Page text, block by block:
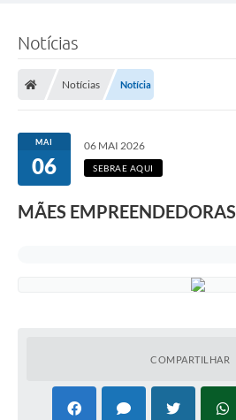
Notícias
Notícias Notícia
MAI
06
06 MAI 2026
SEBRAE AQUI
MÃES EMPREENDEDORAS
COMPARTILHAR